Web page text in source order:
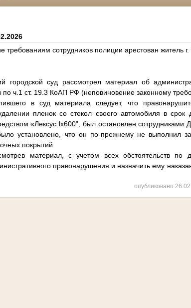
требованиям сотрудников полиции арестован житель г.
городской суд рассмотрел материал об
по ч.1 ст. 19.3 КоАП РФ (неповиновение законному
в суд материала следует, что
пленок со стекол своего автомобиля в
«Лексус lx600”, был остановлен
установлено, что он по-прежнему не выполнил
покрытий.
материал, с учетом всех обстоятельств по
правонарушения и назначить ему
опубликовано